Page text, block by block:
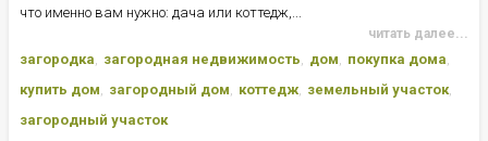
что именно вам нужно: дача или коттедж,...
читать далее...
загородка загородная недвижимость дом
покупка дома
купить дом
загородный дом коттедж
земельный участок
загородный участок